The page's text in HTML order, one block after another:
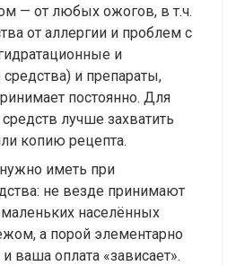
— от любых ожогов, в т.ч.
от аллергии и проблем с
и
и препараты,
постоянно. Для
лучше захватить
копию рецепта.
иметь при
не везде принимают
населённых
а порой элементарно
ваша оплата «зависает».